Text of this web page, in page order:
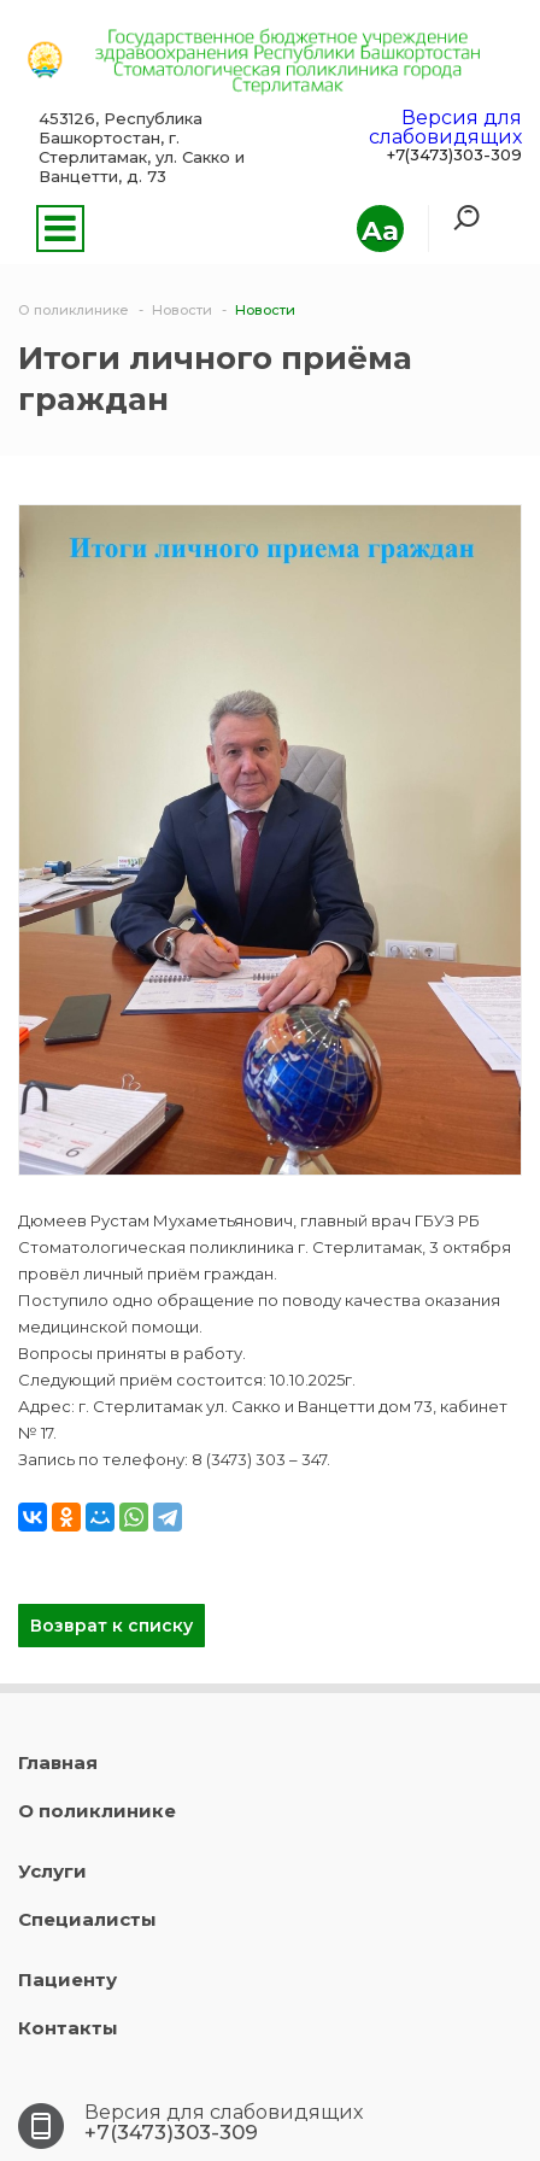
Aa
453126, Республика
Башкортостан, г.
Стерлитамак, ул. Сакко и
Ванцетти, д. 73
Версия для
слабовидящих
+7(3473)303-309
О поликлинике Новости Новости
Итоги личного приёма
граждан
Дюмеев Рустам Мухаметьянович, главный врач ГБУЗ РБ
Стоматологическая поликлиника г. Стерлитамак, 3 октября
провёл личный приём граждан.
Поступило одно обращение по поводу качества оказания
медицинской помощи.
Вопросы приняты в работу.
Следующий приём состоится: 10.10.2025г.
Адрес: г. Стерлитамак ул. Сакко и Ванцетти дом 73, кабинет
№ 17.
Запись по телефону: 8 (3473) 303 – 347.
Возврат к списку
Главная
О поликлинике
Услуги
Специалисты
Пациенту
Контакты
Версия для слабовидящих
+7(3473)303-309